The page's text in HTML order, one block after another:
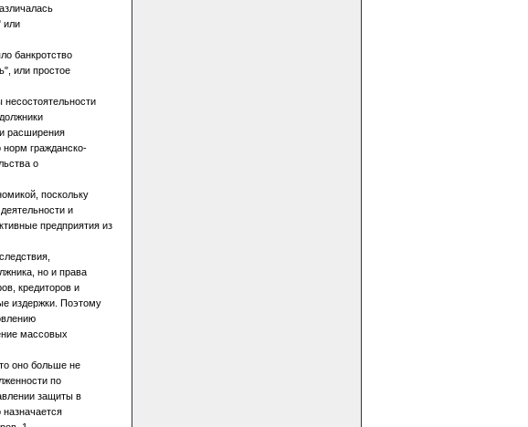
или
банкротство
или простое
расширения
норм гражданско-
о
поскольку
и
предприятия из
но и права
кредиторов и
издержки. Поэтому
массовых
оно больше не
по
защиты в
назначается